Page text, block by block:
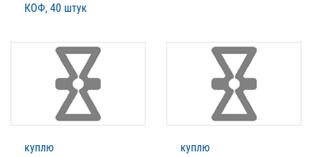
КОФ, 40 штук
куплю куплю